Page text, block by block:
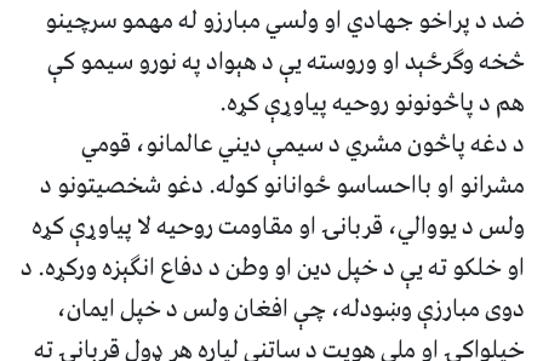
ضد د پراخو جهادي او ولسي مبارزو له مهمو سرچينو
څخه وګرځېد او وروسته يې د هېواد په نورو سيمو کې
هم د پاڅونونو روحيه پياوړې کړه.
د دغه پاڅون مشري د سيمې ديني عالمانو، قومي
مشرانو او بااحساسو ځوانانو کوله. دغو شخصيتونو د
ولس د يووالي، قربانۍ او مقاومت روحيه لا پياوړې کړه
او خلکو ته يې د خپل دين او وطن د دفاع انګېزه ورکړه. د
دوی مبارزې وښودله، چې افغان ولس د خپل ايمان،
خپلواکۍ او ملي هويت د ساتنې لپاره هر ډول قربانۍ ته